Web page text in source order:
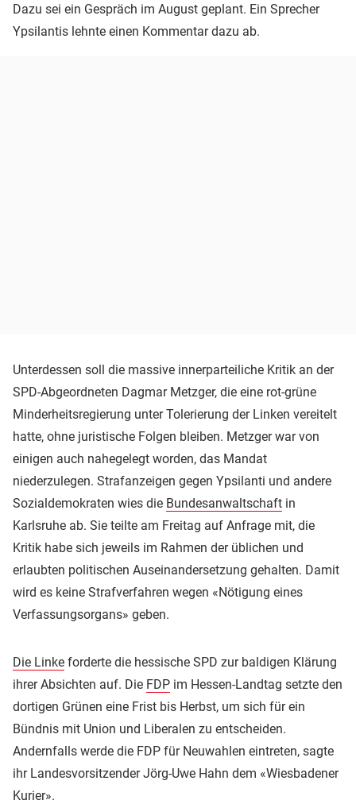
Dazu sei ein Gespräch im August geplant. Ein Sprecher
Ypsilantis lehnte einen Kommentar dazu ab.
Unterdessen soll die massive innerparteiliche Kritik an der
SPD-Abgeordneten Dagmar Metzger, die eine rot-grüne
Minderheitsregierung unter Tolerierung der Linken vereitelt
hatte, ohne juristische Folgen bleiben. Metzger war von
einigen auch nahegelegt worden, das Mandat
niederzulegen. Strafanzeigen gegen Ypsilanti und andere
Sozialdemokraten wies die Bundesanwaltschaft in
Karlsruhe ab. Sie teilte am Freitag auf Anfrage mit, die
Kritik habe sich jeweils im Rahmen der üblichen und
erlaubten politischen Auseinandersetzung gehalten. Damit
wird es keine Strafverfahren wegen «Nötigung eines
Verfassungsorgans» geben.
Die Linke forderte die hessische SPD zur baldigen Klärung
ihrer Absichten auf. Die FDP im Hessen-Landtag setzte den
dortigen Grünen eine Frist bis Herbst, um sich für ein
Bündnis mit Union und Liberalen zu entscheiden.
Andernfalls werde die FDP für Neuwahlen eintreten, sagte
ihr Landesvorsitzender Jörg-Uwe Hahn dem «Wiesbadener
Kurier».